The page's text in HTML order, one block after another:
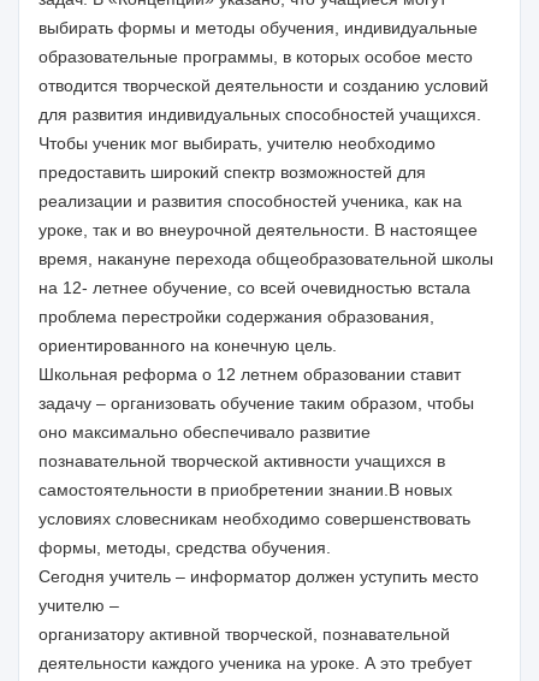
выбирать формы и методы обучения, индивидуальные
образовательные программы, в которых особое место
отводится творческой деятельности и созданию условий
для развития индивидуальных способностей учащихся.
Чтобы ученик мог выбирать, учителю необходимо
предоставить широкий спектр возможностей для
реализации и развития способностей ученика, как на
уроке, так и во внеурочной деятельности. В настоящее
время, накануне перехода общеобразовательной школы
на 12- летнее обучение, со всей очевидностью встала
проблема перестройки содержания образования,
ориентированного на конечную цель.
Школьная реформа о 12 летнем образовании ставит
задачу – организовать обучение таким образом, чтобы
оно максимально обеспечивало развитие
познавательной творческой активности учащихся в
самостоятельности в приобретении знании.В новых
условиях словесникам необходимо совершенствовать
формы, методы, средства обучения.
Сегодня учитель – информатор должен уступить место
учителю –
организатору активной творческой, познавательной
деятельности каждого ученика на уроке. А это требует